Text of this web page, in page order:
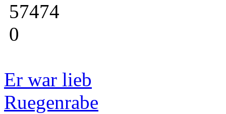
57474
0
Er war lieb
Ruegenrabe